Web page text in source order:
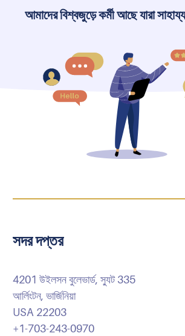
আমাদের বিশ্বজুড়ে কর্মী আছে যারা
সদর দপ্তর
4201 উইলসন বুলেভার্ড, স্যুট 335
আর্লিংটন, ভার্জিনিয়া
USA 22203
+1-703-243-0970